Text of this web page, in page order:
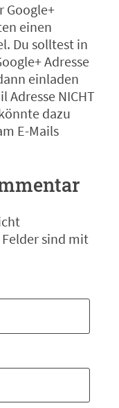
Google+
einen
Du solltest in
Adresse
einladen
Adresse NICHT
dazu
E-Mails
sind mit